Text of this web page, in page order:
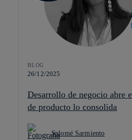
BLOG
26/12/2025
Desarrollo de negocio abre
de producto lo consolida
Salomé Sarmiento